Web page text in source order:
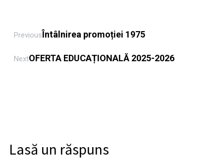
PreviousÎntâlnirea promoției 1975
NextOFERTA EDUCAȚIONALĂ 2025-2026
Lasă un răspuns